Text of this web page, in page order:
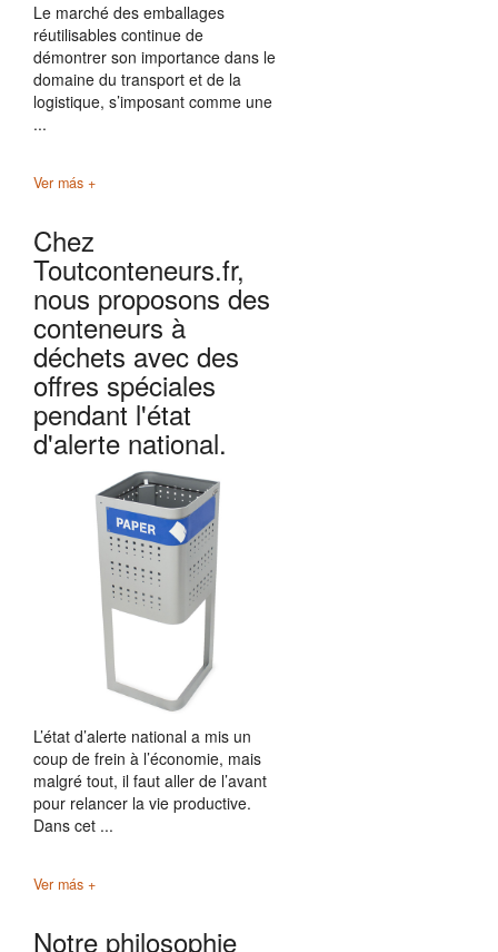
Le marché des emballages
réutilisables continue de
démontrer son importance dans le
domaine du transport et de la
logistique, s’imposant comme une
...
Ver más +
Chez
Toutconteneurs.fr,
nous proposons des
conteneurs à
déchets avec des
offres spéciales
pendant l'état
d'alerte national.
L’état d’alerte national a mis un
coup de frein à l’économie, mais
malgré tout, il faut aller de l’avant
pour relancer la vie productive.
Dans cet ...
Ver más +
Notre philosophie